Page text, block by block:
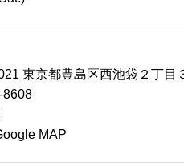
東京都豊島区西池袋２丁目
8608
MAP